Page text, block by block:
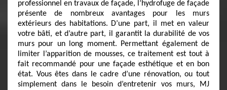
professionnel en travaux de façade, l’hydrofuge de façade
présente de nombreux avantages pour les murs
extérieurs des habitations. D’une part, il met en valeur
votre bâti, et d’autre part, il garantit la durabilité de vos
murs pour un long moment. Permettant également de
limiter l’apparition de mousses, ce traitement est tout à
fait recommandé pour une façade esthétique et en bon
état. Vous êtes dans le cadre d’une rénovation, ou tout
simplement dans le besoin d’entretenir vos murs, MJ